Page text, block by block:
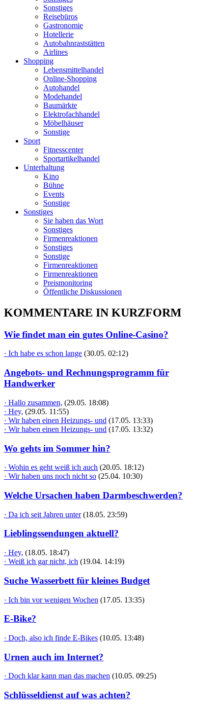
Sonstiges
Reisebüros
Gastronomie
Hotellerie
Autobahnraststätten
Airlines
Shopping
Lebensmittelhandel
Online-Shopping
Autohandel
Modehandel
Baumärkte
Elektrofachhandel
Möbelhäuser
Sonstige
Sport
Fitnesscenter
Sportartikelhandel
Unterhaltung
Kino
Bühne
Events
Sonstige
Sonstiges
Sie haben das Wort
Sonstiges
Firmenreaktionen
Sonstiges
Sonstige
Firmenreaktionen
Firmenreaktionen
Preismonitoring
Öffentliche Diskussionen
KOMMENTARE IN KURZFORM
Wie findet man ein gutes Online-Casino?
· Ich habe es schon lange (30.05. 02:12)
Angebots- und Rechnungsprogramm für
Handwerker
· Hallo zusammen, (29.05. 18:08)
· Hey, (29.05. 11:55)
· Wir haben einen Heizungs- und (17.05. 13:33)
· Wir haben einen Heizungs- und (17.05. 13:32)
Wo gehts im Sommer hin?
· Wohin es geht weiß ich auch (20.05. 18:12)
· Wir haben uns noch nicht so (25.04. 10:30)
Welche Ursachen haben Darmbeschwerden?
· Da ich seit Jahren unter (18.05. 23:59)
Lieblingssendungen aktuell?
· Hey, (18.05. 18:47)
· Weiß ich gar nicht, ich (19.04. 14:19)
Suche Wasserbett für kleines Budget
· Ich bin vor wenigen Wochen (17.05. 13:35)
E-Bike?
· Doch, also ich finde E-Bikes (10.05. 13:48)
Urnen auch im Internet?
· Doch klar kann man das machen (10.05. 09:25)
Schlüsseldienst auf was achten?